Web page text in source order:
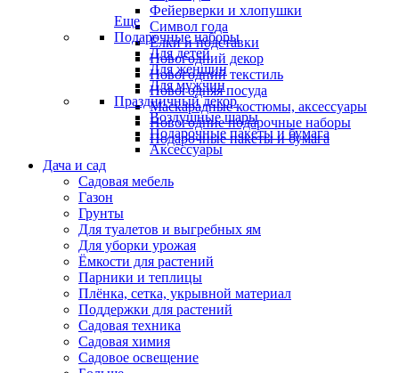
Фейерверки и хлопушки
Символ года
Ёлки и подставки
Новогодний декор
Новогодний текстиль
Новогодняя посуда
Маскарадные костюмы, аксессуары
Новогодние подарочные наборы
Подарочные пакеты и бумага
Еще
Подарочные наборы
Для детей
Для женщин
Для мужчин
Праздничный декор
Воздушные шары
Подарочные пакеты и бумага
Аксессуары
Дача и сад
Садовая мебель
Газон
Грунты
Для туалетов и выгребных ям
Для уборки урожая
Ёмкости для растений
Парники и теплицы
Плёнка, сетка, укрывной материал
Поддержки для растений
Садовая техника
Садовая химия
Садовое освещение